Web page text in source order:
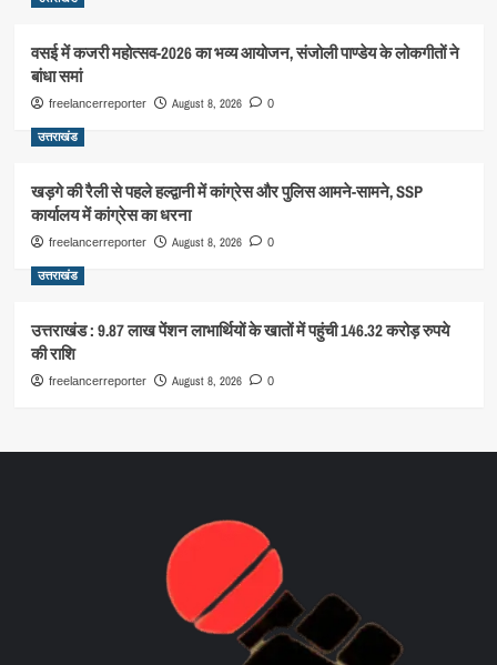
वसई में कजरी महोत्सव-2026 का भव्य आयोजन, संजोली पाण्डेय के लोकगीतों ने
बांधा समां
freelancerreporter August 8, 2026 0
उत्तराखंड
खड़गे की रैली से पहले हल्द्वानी में कांग्रेस और पुलिस आमने-सामने, SSP
कार्यालय में कांग्रेस का धरना
freelancerreporter August 8, 2026 0
उत्तराखंड
उत्तराखंड : 9.87 लाख पेंशन लाभार्थियों के खातों में पहुंची 146.32 करोड़ रुपये
की राशि
freelancerreporter August 8, 2026 0